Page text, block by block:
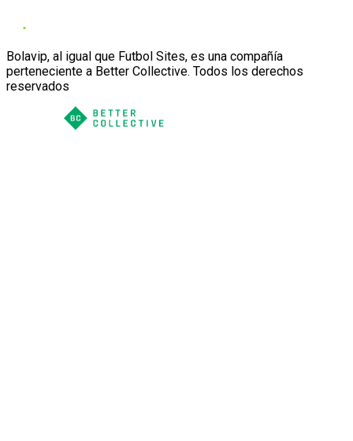
Bolavip, al igual que Futbol Sites, es una compañía
perteneciente a Better Collective. Todos los derechos
reservados